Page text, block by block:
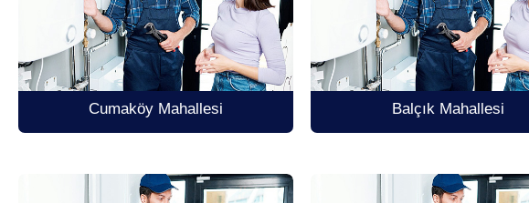
Cumaköy Mahallesi Balçık Mahallesi